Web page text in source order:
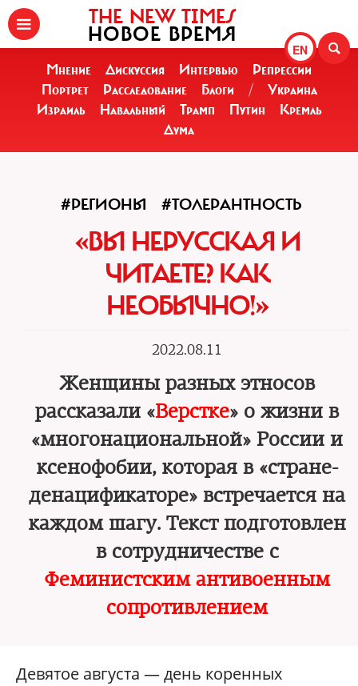
EN
THE NEW TIMES
НОВОЕ ВРЕМЯ
Мнение Дискуссия Интервью
Репрессии
Портрет
Расследование Блоги /
Украина
Израиль
Навальный Трамп Путин
Кремль
Дума
#РЕГИОНЫ #ТОЛЕРАНТНОСТЬ
«ВЫ НЕРУССКАЯ И
ЧИТАЕТЕ? КАК
НЕОБЫЧНО!»
2022.08.11
Женщины разных этносов
рассказали «Верстке» о жизни в
«многонациональной» России и
ксенофобии, которая в «стране-
денацификаторе» встречается на
каждом шагу. Текст подготовлен
в сотрудничестве с
Феминистским антивоенным
сопротивлением
Девятое августа — день коренных